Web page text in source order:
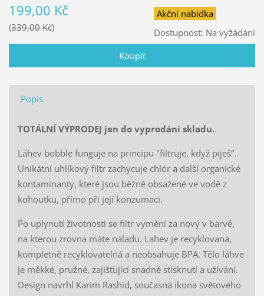
Akční nabídka
Dostupnost: Na vyžádání
199,00 Kč
339,00 Kč
Popis
TOTÁLNÍ VÝPRODEJ jen do vyprodání skladu.
Láhev bobble funguje na principu "filtruje, když piješ".
Unikátní uhlíkový filtr zachycuje chlór a další organické
kontaminanty, které jsou běžně obsažené ve vodě z
kohoutku, přímo při její konzumaci.
Po uplynutí životnosti se filtr vymění za nový v barvě,
na kterou zrovna máte náladu. Lahev je recyklovaná,
kompletně recyklovatelná a neobsahuje BPA. Tělo láhve
je měkké, pružné, zajišťující snadné stisknutí a užívání.
Design navrhl Karim Rashid, současná ikona světového